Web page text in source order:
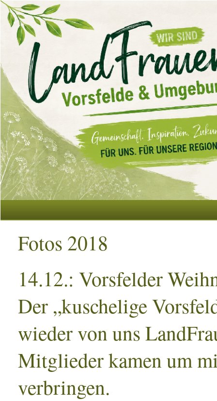
Fotos 2018
14.12.: Vorsfelder
Der „kuschelige
wieder von uns
Mitglieder kamen um
verbringen.